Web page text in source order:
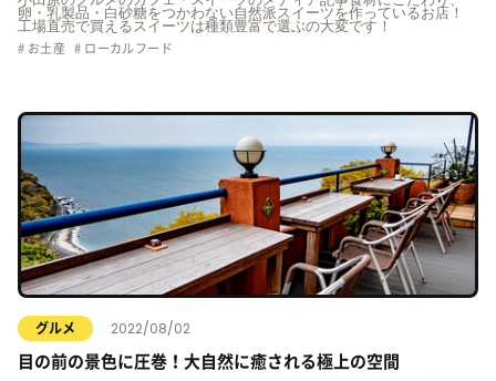
卵・乳製品・白砂糖をつかわない自然派スイーツを作っているお店！
工場直売で買えるスイーツは種類豊富で選ぶの大変です！
お土産 ローカルフード
グルメ 2022/08/02
目の前の景色に圧巻！大自然に癒される極上の空間